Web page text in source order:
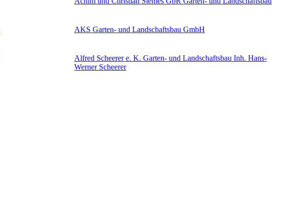
AKS Garten- und Landschaftsbau GmbH
Alfred Scheerer e. K. Garten- und Landschaftsbau Inh. Hans-
Werner Scheerer